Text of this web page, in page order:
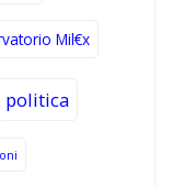
Mil€x
politica